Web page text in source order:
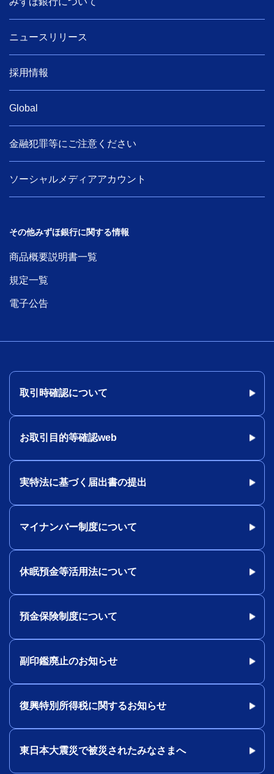
ニュースリリース
採用情報
Global
金融犯罪等にご注意ください
ソーシャルメディアアカウント
その他みずほ銀行に関する情報
商品概要説明書一覧
規定一覧
電子公告
取引時確認について
お取引目的等確認web
実特法に基づく届出書の提出
マイナンバー制度について
休眠預金等活用法について
預金保険制度について
副印鑑廃止のお知らせ
復興特別所得税に関するお知らせ
東日本大震災で被災されたみなさまへ